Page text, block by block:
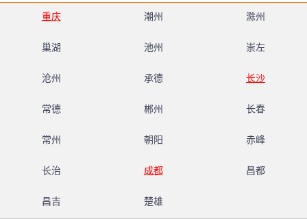
重庆 潮州 滁州
巢湖 池州 崇左
沧州 承德 长沙
常德 郴州 长春
常州 朝阳 赤峰
长治 成都 昌都
昌吉 楚雄